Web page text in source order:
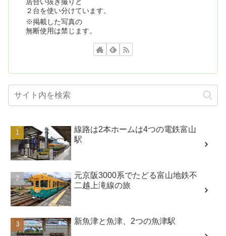
２台を使い分けています。
※掲載した写真の
無断使用は禁じます。
線路は2本ホームは4つの電鉄富山
駅
元京阪3000系でたどる富山地鉄不
二越上滝線の旅
新魚津と魚津、2つの魚津駅